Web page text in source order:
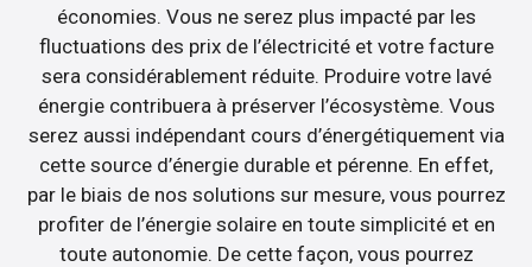
économies. Vous ne serez plus impacté par les
fluctuations des prix de l’électricité et votre facture
sera considérablement réduite. Produire votre lavé
énergie contribuera à préserver l’écosystème. Vous
serez aussi indépendant cours d’énergétiquement via
cette source d’énergie durable et pérenne. En effet,
par le biais de nos solutions sur mesure, vous pourrez
profiter de l’énergie solaire en toute simplicité et en
toute autonomie. De cette façon, vous pourrez